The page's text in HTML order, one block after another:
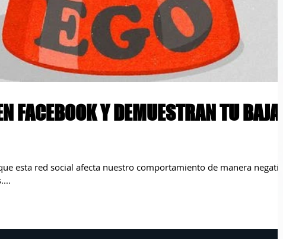
TU BAJA
esta red social afecta nuestro comportamiento de manera negativa